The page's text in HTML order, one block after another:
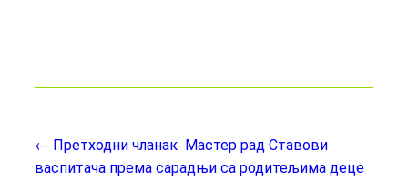
← Претходни чланак Мастер рад Ставови
васпитача према сарадњи са родитељима деце